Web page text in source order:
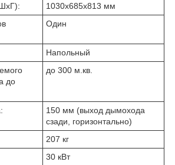
1030х685х813 мм
Один
Напольный
до
до 300 м.кв.
150 мм (выход дымохода
сзади, горизонтально)
207 кг
30 кВт